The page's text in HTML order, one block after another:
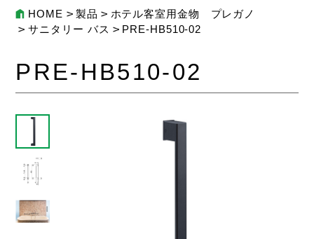
HOME 製品
ホテル客室用金物 プレガノ
サニタリー バス
PRE-HB510-02
PRE-HB510-02